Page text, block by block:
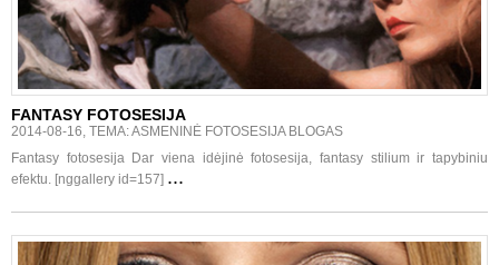
FANTASY FOTOSESIJA
2014-08-16, TEMA: ASMENINĖ FOTOSESIJA BLOGAS
Fantasy fotosesija Dar viena idėjinė fotosesija, fantasy stilium ir tapybiniu
efektu. [nggallery id=157] ...